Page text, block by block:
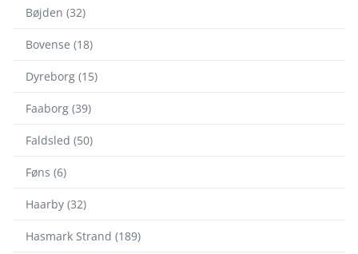
Bøjden (32)
Bovense (18)
Dyreborg (15)
Faaborg (39)
Faldsled (50)
Føns (6)
Haarby (32)
Hasmark Strand (189)